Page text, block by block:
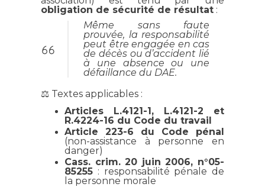
obligation de sécurité de résultat :
Même sans faute
prouvée, la responsabilité
peut être engagée en cas
de décès ou d’accident lié
à une absence ou une
défaillance du DAE.
⚖️ Textes applicables :
Articles L.4121-1, L.4121-2 et
R.4224-16 du Code du travail
Article 223-6 du Code pénal
(non-assistance à personne en
danger)
Cass. crim. 20 juin 2006, n°05-
85255 : responsabilité pénale de
la personne morale